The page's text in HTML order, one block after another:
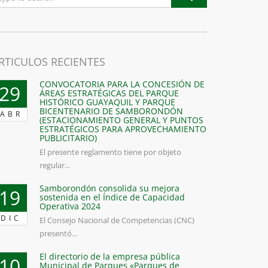
RECIENTES
ABR
CONVOCATORIA PARA LA CONCESIÓN DE
ÁREAS ESTRATÉGICAS DEL PARQUE
HISTÓRICO GUAYAQUIL Y PARQUE
BICENTENARIO DE SAMBORONDÓN
(ESTACIONAMIENTO GENERAL Y PUNTOS
ESTRATÉGICOS PARA APROVECHAMIENTO
PUBLICITARIO)
El presente reglamento tiene por objeto
regular...
DIC
Samborondón consolida su mejora
sostenida en el Índice de Capacidad
Operativa 2024
El Consejo Nacional de Competencias (CNC)
presentó...
El directorio de la empresa pública
Municipal de Parques «Parques de